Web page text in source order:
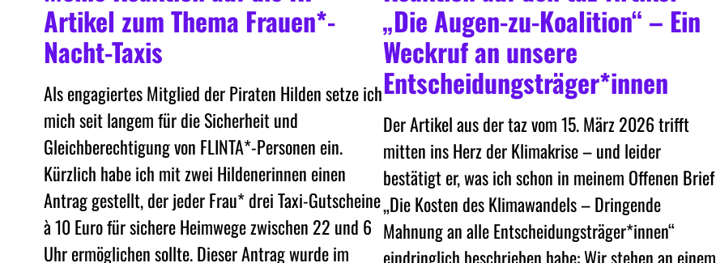
Artikel zum Thema Frauen*-
Nacht-Taxis
Als engagiertes Mitglied der Piraten Hilden setze ich
mich seit langem für die Sicherheit und
Gleichberechtigung von FLINTA*-Personen ein.
Kürzlich habe ich mit zwei Hildenerinnen einen
Antrag gestellt, der jeder Frau* drei Taxi-Gutscheine
à 10 Euro für sichere Heimwege zwischen 22 und 6
Uhr ermöglichen sollte. Dieser Antrag wurde im
„Die Augen-zu-Koalition“ – Ein
Weckruf an unsere
Entscheidungsträger*innen
Der Artikel aus der taz vom 15. März 2026 trifft
mitten ins Herz der Klimakrise – und leider
bestätigt er, was ich schon in meinem Offenen Brief
„Die Kosten des Klimawandels – Dringende
Mahnung an alle Entscheidungsträger*innen“
eindringlich beschrieben habe: Wir stehen an einem